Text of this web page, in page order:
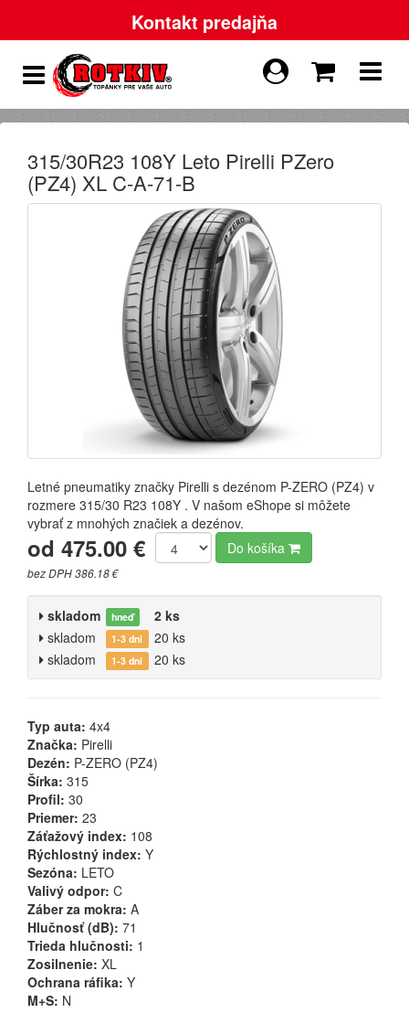
Kontakt predajňa
315/30R23 108Y Leto Pirelli PZero
(PZ4) XL C-A-71-B
Letné pneumatiky značky Pirelli s dezénom P-ZERO (PZ4) v
rozmere 315/30 R23 108Y . V našom eShope si môžete
vybrať z mnohých značiek a dezénov.
od 475.00 €
bez DPH 386.18 €
Do košíka
skladom hneď
2 ks
skladom
1-3 dni
20 ks
skladom
1-3 dni 20 ks
Typ auta: 4x4
Značka: Pirelli
Dezén: P-ZERO (PZ4)
Šírka: 315
Profil: 30
Priemer: 23
Záťažový index: 108
Rýchlostný index: Y
Sezóna: LETO
Valivý odpor: C
Záber za mokra: A
Hlučnosť (dB): 71
Trieda hlučnosti: 1
Zosilnenie: XL
Ochrana ráfika: Y
M+S: N